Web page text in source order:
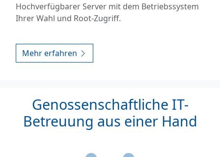
Hochverfügbarer Server mit dem Betriebssystem
Ihrer Wahl und Root-Zugriff.
Mehr erfahren
Genossenschaftliche IT-
Betreuung aus einer Hand